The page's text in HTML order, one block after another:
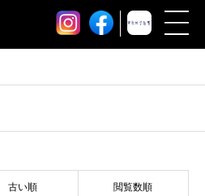
古い順 閲覧数順